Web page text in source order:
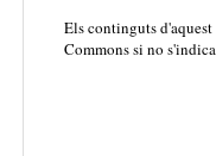
Els continguts
Commonssi no